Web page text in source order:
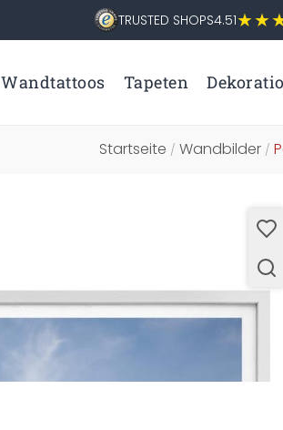
TRUSTED SHOPS4.51
Wandtattoos Tapeten
Startseite / Wandbilder/